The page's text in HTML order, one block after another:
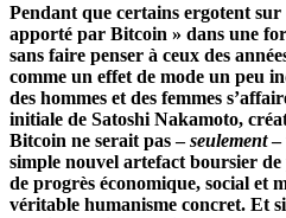
Pendant que certains ergotent sur
apporté par Bitcoin » dans une
sans faire penser à ceux des
comme un effet de mode un peu
des hommes et des femmes
initiale de Satoshi Nakamoto,
Bitcoin ne serait pas –seulement–
simple nouvel artefact boursier
de progrès économique, social et
véritable humanisme concret. Et